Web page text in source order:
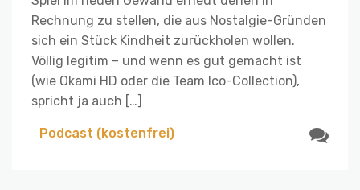
Rechnung zu stellen, die aus Nostalgie-Gründen
sich ein Stück Kindheit zurückholen wollen.
Völlig legitim – und wenn es gut gemacht ist
(wie Okami HD oder die Team Ico-Collection),
spricht ja auch […]
Podcast (kostenfrei)